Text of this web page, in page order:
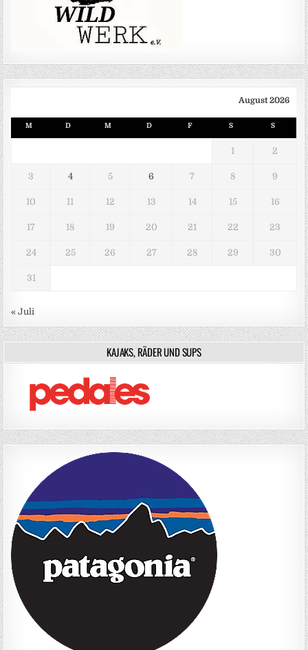
August 2026
M D M D F S S
1 2
3 4 5 6 7 8 9
10 11 12 13 14 15 16
17 18 19 20 21 22 23
24 25 26 27 28 29 30
31
« Juli
KAJAKS, RÄDER UND SUPS